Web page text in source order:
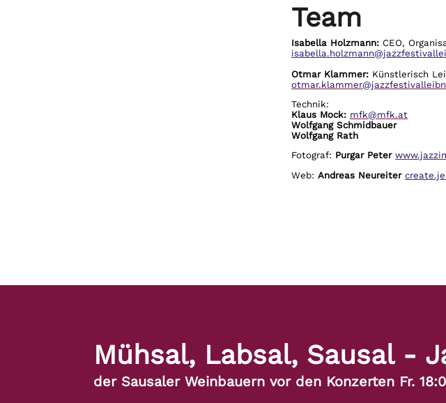
Team
Isabella Holzmann:CEO,
Otmar Klammer: Künstlerisch
Technik:
Klaus Mock: mfk@mfk.at
Wolfgang Schmidbauer
Wolfgang Rath
Fotograf: Purgar Peter
Web: Andreas Neureiter
Mühsal, Labsal, Sausal -
der Sausaler Weinbauern vor den Konzerten Fr.